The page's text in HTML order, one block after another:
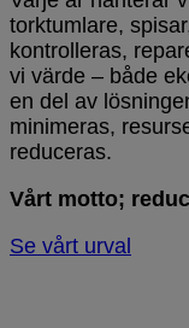
torktumlare,
kontrolleras,
vi värde – både
en del av
minimeras,
reduceras.
Vårt motto;
Se vårt urval